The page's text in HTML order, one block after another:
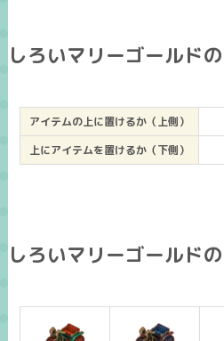
しろいマリーゴールド
アイテムの上に置けるか（上側）
上にアイテムを置けるか（下側）
しろいマリーゴールド